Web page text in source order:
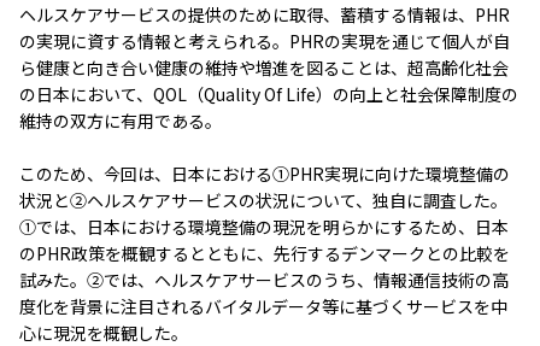
ヘルスケアサービスの提供のために取得、蓄積する情報は、PHR
の実現に資する情報と考えられる。PHRの実現を通じて個人が自
ら健康と向き合い健康の維持や増進を図ることは、超高齢化社会
の日本において、QOL（Quality Of Life）の向上と社会保障制度の
維持の双方に有用である。
このため、今回は、日本における①PHR実現に向けた環境整備の
状況と②ヘルスケアサービスの状況について、独自に調査した。
①では、日本における環境整備の現況を明らかにするため、日本
のPHR政策を概観するとともに、先行するデンマークとの比較を
試みた。②では、ヘルスケアサービスのうち、情報通信技術の高
度化を背景に注目されるバイタルデータ等に基づくサービスを中
心に現況を概観した。